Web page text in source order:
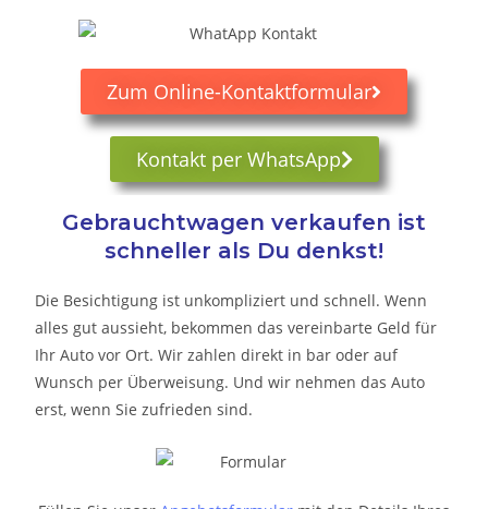
Zum Online-Kontaktformular
Kontakt per WhatsApp
Gebrauchtwagen verkaufen ist
schneller als Du denkst!
Die Besichtigung ist unkompliziert und schnell. Wenn
alles gut aussieht, bekommen das vereinbarte Geld für
Ihr Auto vor Ort. Wir zahlen direkt in bar oder auf
Wunsch per Überweisung. Und wir nehmen das Auto
erst, wenn Sie zufrieden sind.